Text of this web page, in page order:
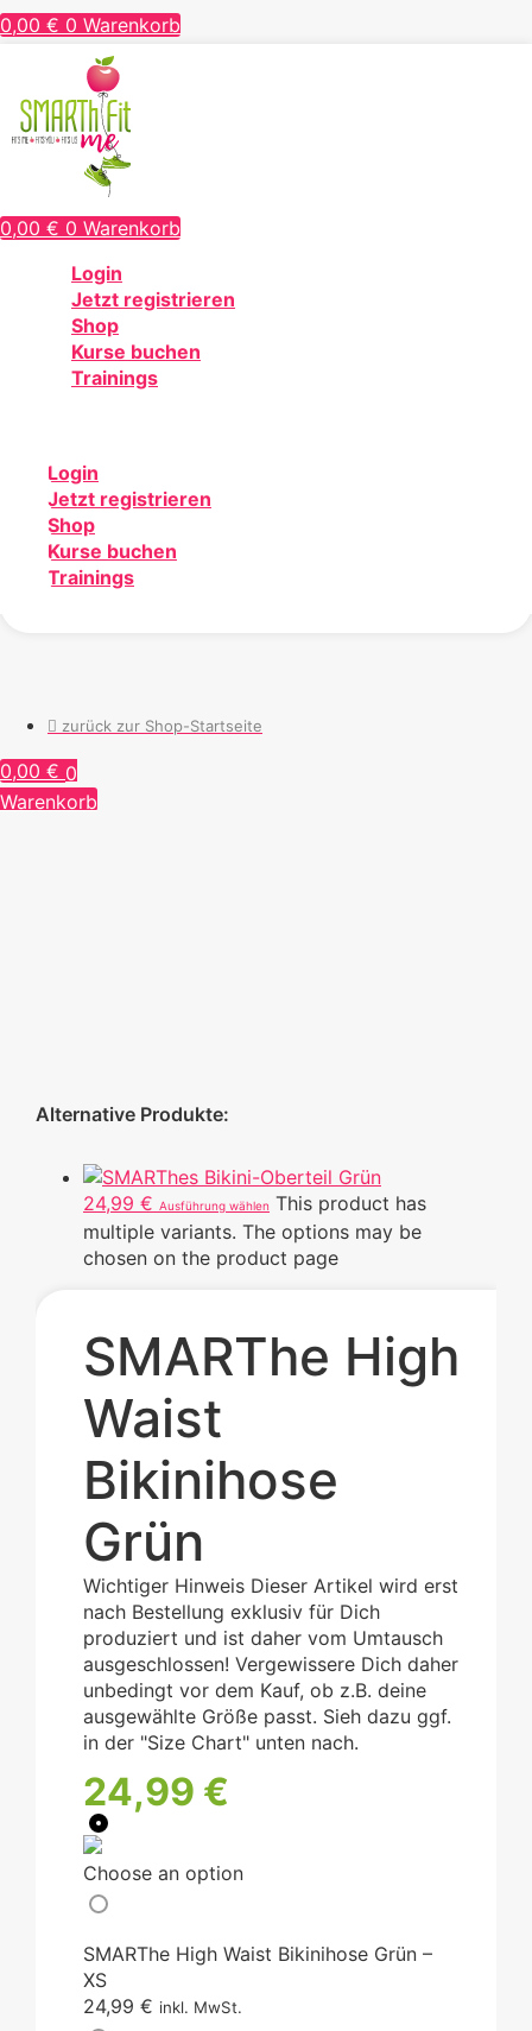
0,00 € 0 Warenkorb
0,00 € 0 Warenkorb
Login
Jetzt registrieren
Shop
Kurse buchen
Trainings
Login
Jetzt registrieren
Shop
Kurse buchen
Trainings
zurück zur Shop-Startseite
0,00 € 0
Warenkorb
24,99 € Ausführung wählen This product has
multiple variants. The options may be
chosen on the product page
SMARThe High
Waist
Bikinihose
Grün
Wichtiger Hinweis Dieser Artikel wird erst
nach Bestellung exklusiv für Dich
produziert und ist daher vom Umtausch
ausgeschlossen! Vergewissere Dich daher
unbedingt vor dem Kauf, ob z.B. deine
ausgewählte Größe passt. Sieh dazu ggf.
in der "Size Chart" unten nach.
24,99 €
Choose an option
SMARThe High Waist Bikinihose Grün –
XS
24,99 € inkl. MwSt.